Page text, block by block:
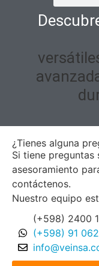
¿Tienes alguna
Si tiene preguntas
asesoramiento
contáctenos.
Nuestro equipo
(+598) 2400
(+598) 91